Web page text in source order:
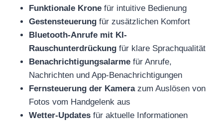
Funktionale Krone für intuitive Bedienung
Gestensteuerung für zusätzlichen Komfort
Bluetooth-Anrufe mit KI-
Rauschunterdrückung für klare Sprachqualität
Benachrichtigungsalarme für Anrufe,
Nachrichten und App-Benachrichtigungen
Fernsteuerung der Kamerazum Auslösen von
Fotos vom Handgelenk aus
Wetter-Updates für aktuelle Informationen